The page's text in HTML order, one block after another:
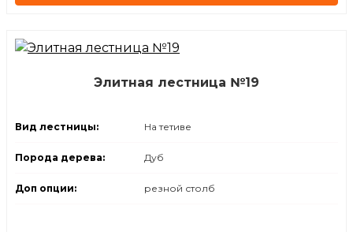
Элитная лестница №19
Вид лестницы: На тетиве
Порода дерева: Дуб
Доп опции: резной столб